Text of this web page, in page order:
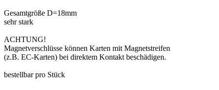
Gesamtgröße D=18mm
sehr stark
ACHTUNG!
Magnetverschlüsse können Karten mit Magnetstreifen
(z.B. EC-Karten) bei direktem Kontakt beschädigen.
bestellbar pro Stück